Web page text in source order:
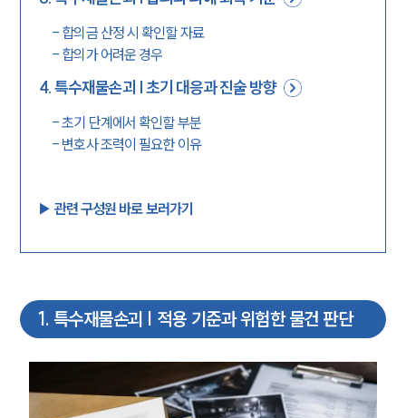
- 합의금 산정 시 확인할 자료
- 합의가 어려운 경우
4.특수재물손괴 | 초기 대응과 진술 방향
-초기 단계에서 확인할 부분
- 변호사 조력이 필요한 이유
▶︎ 관련 구성원 바로 보러가기
1. 특수재물손괴 | 적용 기준과 위험한 물건 판단